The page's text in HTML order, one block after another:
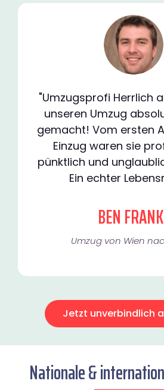
"Umzugsprofi Herrlich
unseren Umzug
gemacht! Vom ersten
Einzug waren sie
pünktlich und
Ein echter
BEN
Umzug von Wien
Jetzt unverbindlich
Nationale &